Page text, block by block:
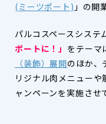
(ミーツポート) 」の開
パルコスペースシステ
ポートに！」 をテーマ
（装飾）展開のほか、
リジナル肉メニュー
ャンペーンを実施させ